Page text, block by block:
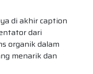
di akhir caption
dari
organik dalam
menarik dan